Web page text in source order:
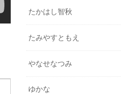
たかはし智秋
たみやすともえ
やなせなつみ
ゆかな